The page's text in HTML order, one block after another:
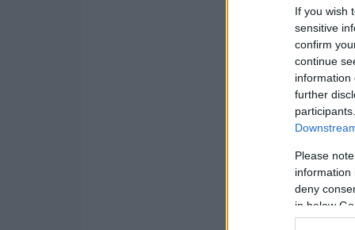
If you wish
sensitive
confirm
continue
information
further
Please
information
deny
in below